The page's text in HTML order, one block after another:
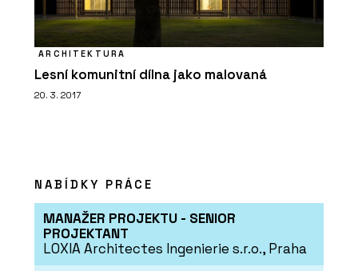
ARCHITEKTURA
Lesní komunitní dílna jako malovaná
20. 3. 2017
NABÍDKY PRÁCE
MANAŽER PROJEKTU - SENIOR
PROJEKTANT
LOXIA Architectes Ingenierie s.r.o., Praha